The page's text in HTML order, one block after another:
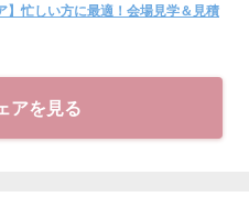
】忙しい方に最適！会場見学＆見積
アを見る